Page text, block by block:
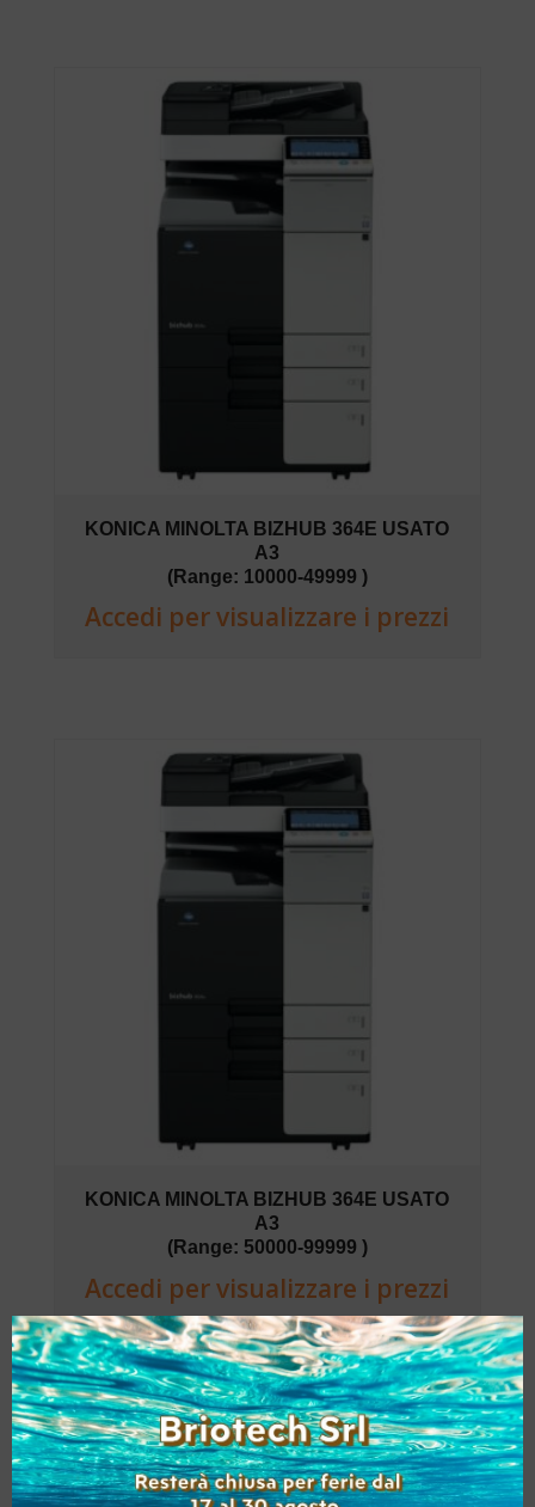
KONICA MINOLTA BIZHUB 364E USATO
A3
(Range: 10000-49999 )
Accedi per visualizzare i prezzi
KONICA MINOLTA BIZHUB 364E USATO
A3
(Range: 50000-99999 )
Accedi per visualizzare i prezzi